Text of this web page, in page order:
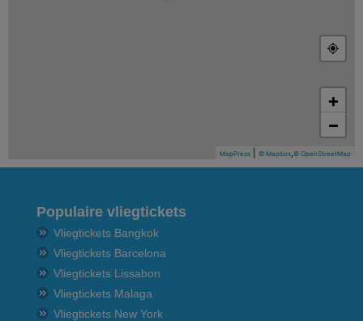
+
−
MapPress © Mapbox © OpenStreetMap
Populaire vliegtickets
Vliegtickets Bangkok
Vliegtickets Barcelona
Vliegtickets Lissabon
Vliegtickets Malaga
Vliegtickets New York